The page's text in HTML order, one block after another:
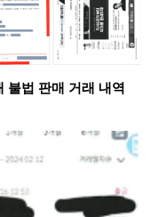
불법 판매 거래 내역